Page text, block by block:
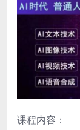
课程内容：